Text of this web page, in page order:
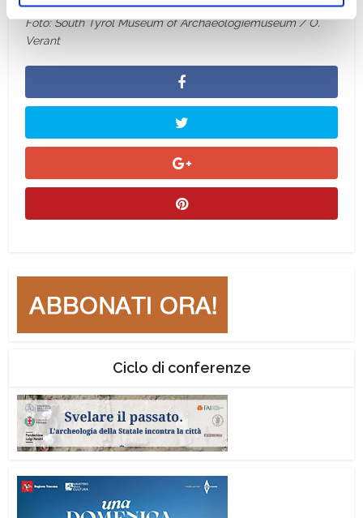
ogni momentoRevoca
Foto: South Tyrol Museum of Archaeologiemuseum / O.
Verant
Ciclo di conferenze